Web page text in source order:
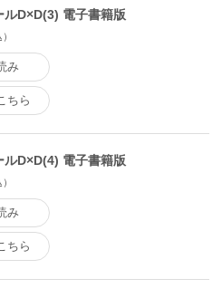
ルD×D(3) 電子書籍版
み
ちら
ルD×D(4) 電子書籍版
み
ちら